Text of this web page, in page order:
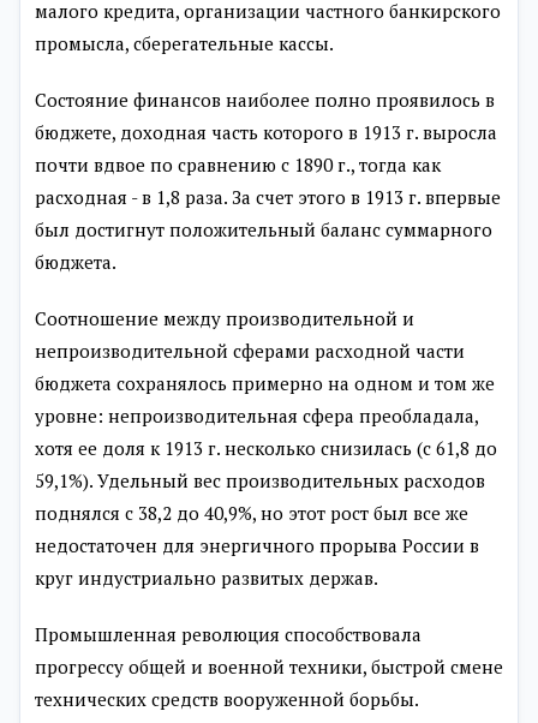
малого кредита, организации частного банкирского
промысла, сберегательные кассы.
Состояние финансов наиболее полно проявилось в
бюджете, доходная часть которого в 1913 г. выросла
почти вдвое по сравнению с 1890 г., тогда как
расходная - в 1,8 раза. За счет этого в 1913 г. впервые
был достигнут положительный баланс суммарного
бюджета.
Соотношение между производительной и
непроизводительной сферами расходной части
бюджета сохранялось примерно на одном и том же
уровне: непроизводительная сфера преобладала,
хотя ее доля к 1913 г. несколько снизилась (с 61,8 до
59,1%). Удельный вес производительных расходов
поднялся с 38,2 до 40,9%, но этот рост был все же
недостаточен для энергичного прорыва России в
круг индустриально развитых держав.
Промышленная революция способствовала
прогрессу общей и военной техники, быстрой смене
технических средств вооруженной борьбы.